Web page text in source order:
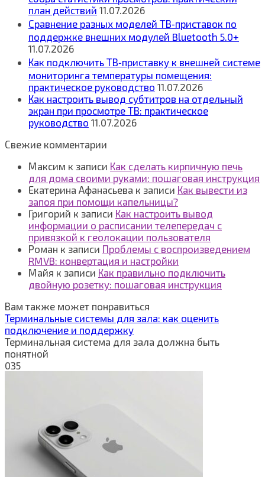
план действий 11.07.2026
Сравнение разных моделей ТВ‑приставок по
поддержке внешних модулей Bluetooth 5.0+
11.07.2026
Как подключить ТВ‑приставку к внешней системе
мониторинга температуры помещения:
практическое руководство 11.07.2026
Как настроить вывод субтитров на отдельный
экран при просмотре ТВ: практическое
руководство 11.07.2026
Свежие комментарии
Максим к записи Как сделать кирпичную печь
для дома своими руками: пошаговая инструкция
Екатерина Афанасьева к записи Как вывести из
запоя при помощи капельницы?
Григорий к записи Как настроить вывод
информации о расписании телепередач с
привязкой к геолокации пользователя
Роман к записи Проблемы с воспроизведением
RMVB: конвертация и настройки
Майя к записи Как правильно подключить
двойную розетку: пошаговая инструкция
Вам также может понравиться
Терминальные системы для зала: как оценить
подключение и поддержку
Терминальная система для зала должна быть
понятной
035